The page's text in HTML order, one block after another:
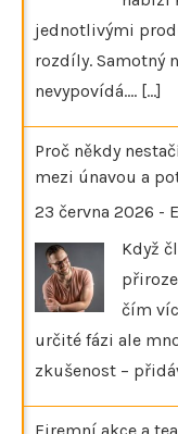
jednotlivými
rozdíly. Samotný
nevypovídá.… [...]
Proč někdy
mezi únavou a
23 června 2026 -
Když
čím
určité fázi ale
zkušenost –